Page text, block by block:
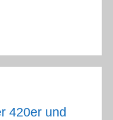
420er und